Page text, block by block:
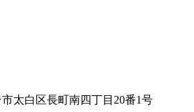
太白区長町南四丁目20番1号